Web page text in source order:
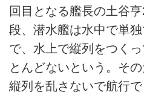
回目となる艦長の土谷
段、潜水艦は水中で単
で、水上で縦列をつく
とんどないという。そ
縦列を乱さないで航行